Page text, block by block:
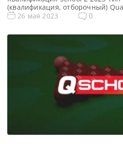
(квалификация, отборочный)
Morningside Arena Место
результаты Q School 2023
26 мая 2023 0